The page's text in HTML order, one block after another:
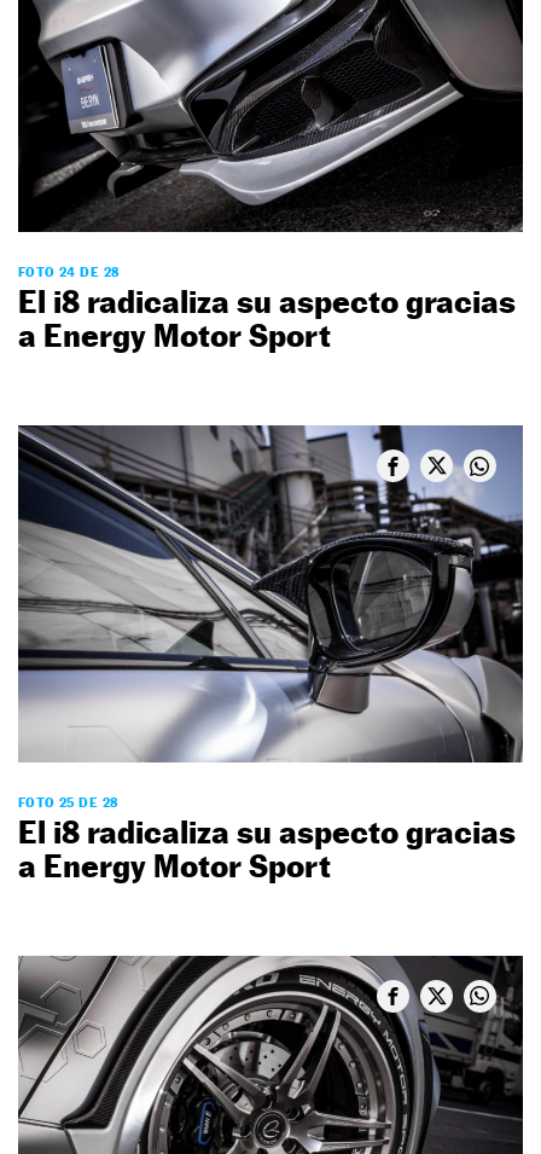
FOTO 24 DE 28
El i8 radicaliza su aspecto gracias
a Energy Motor Sport
FOTO 25 DE 28
El i8 radicaliza su aspecto gracias
a Energy Motor Sport